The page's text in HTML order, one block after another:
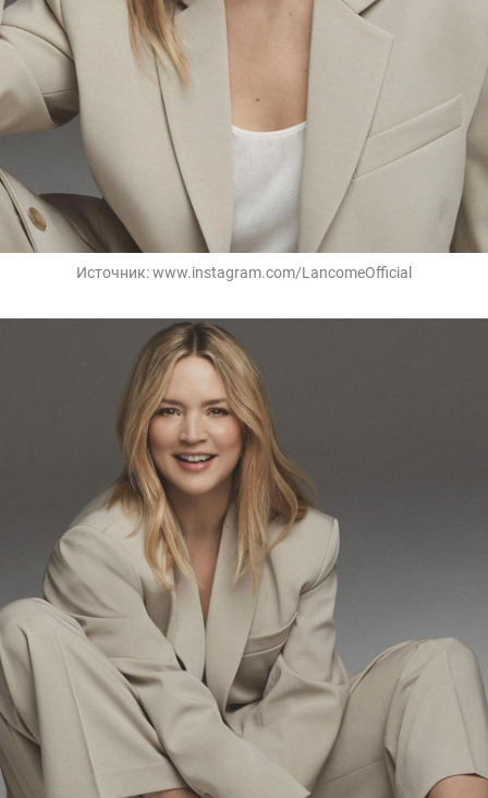
Источник:www.instagram.com/LancomeOfficial